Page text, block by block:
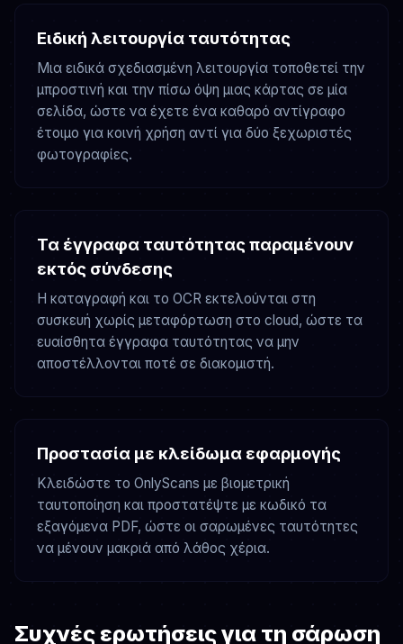
Ειδική λειτουργία ταυτότητας
Μια ειδικά σχεδιασμένη λειτουργία τοποθετεί την
μπροστινή και την πίσω όψη μιας κάρτας σε μία
σελίδα, ώστε να έχετε ένα καθαρό αντίγραφο
έτοιμο για κοινή χρήση αντί για δύο ξεχωριστές
φωτογραφίες.
Τα έγγραφα ταυτότητας παραμένουν
εκτός σύνδεσης
Η καταγραφή και το OCR εκτελούνται στη
συσκευή χωρίς μεταφόρτωση στο cloud, ώστε τα
ευαίσθητα έγγραφα ταυτότητας να μην
αποστέλλονται ποτέ σε διακομιστή.
Προστασία με κλείδωμα εφαρμογής
Κλειδώστε το OnlyScans με βιομετρική
ταυτοποίηση και προστατέψτε με κωδικό τα
εξαγόμενα PDF, ώστε οι σαρωμένες ταυτότητες
να μένουν μακριά από λάθος χέρια.
Συχνές ερωτήσεις για τη σάρωση